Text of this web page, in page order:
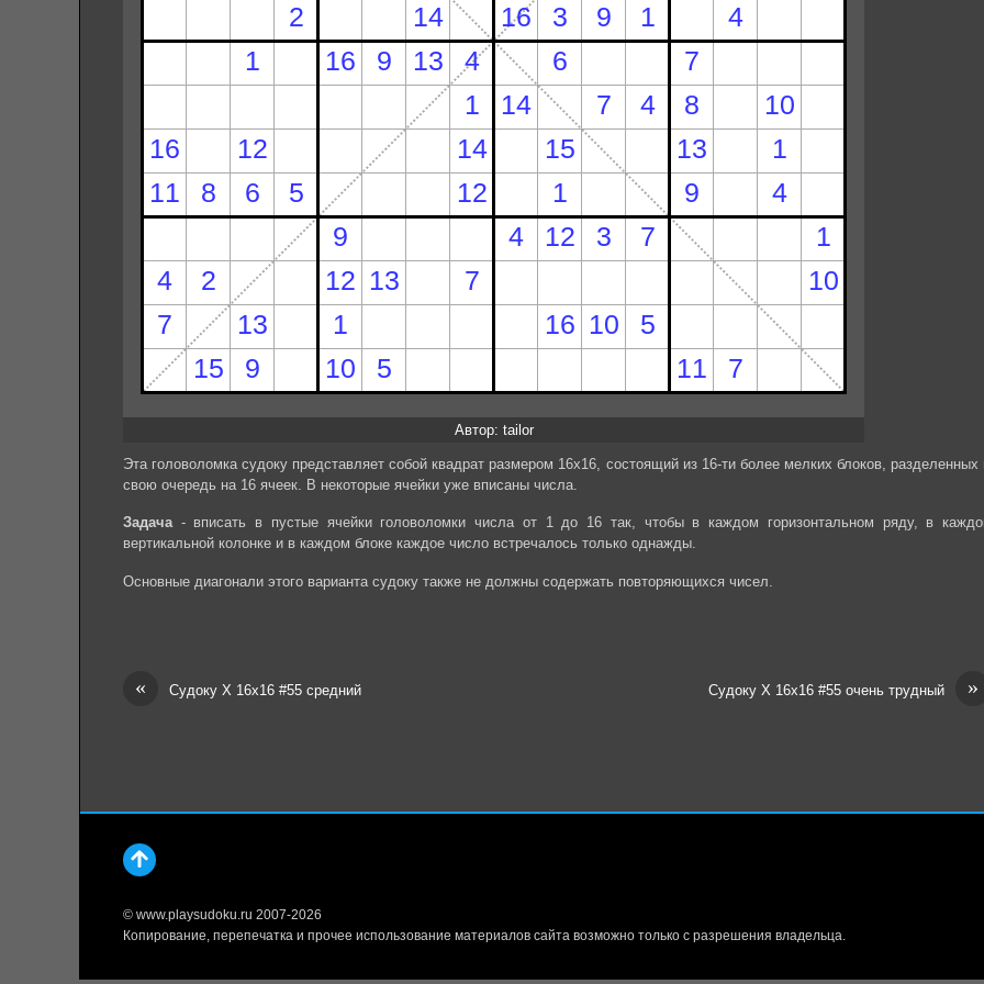
Автор: tailor
Эта головоломка судоку представляет собой квадрат размером 16х16, состоящий из 16-ти более мелких блоков, разделенных
свою очередь на 16 ячеек. В некоторые ячейки уже вписаны числа.
Задача- вписать в пустые ячейки головоломки числа от 1 до 16 так, чтобы в каждом горизонтальном ряду, в
вертикальной колонке и в каждом блоке каждое число встречалось только однажды.
Основные диагонали этого варианта судоку также не должны содержать повторяющихся чисел.
« Судоку Х 16х16 #55 средний »
Судоку Х 16х16 #55 очень трудный
© www.playsudoku.ru 2007-2026
Копирование, перепечатка и прочее использование материалов сайта возможно только с разрешения владельца.